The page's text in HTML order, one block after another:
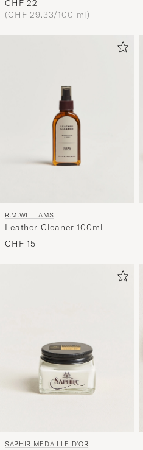
CHF 22
(CHF 29.33/100 ml)
R.M.WILLIAMS
Leather Cleaner 100ml
CHF 15
SAPHIR MEDAILLE D'OR